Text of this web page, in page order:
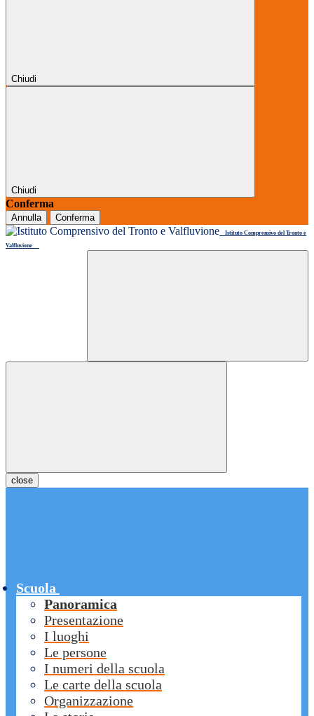
Chiudi
Chiudi
Conferma
Annulla Conferma
Istituto Comprensivo del Tronto e
Valfluvione
close
Scuola
Panoramica
Presentazione
I luoghi
Le persone
I numeri della scuola
Le carte della scuola
Organizzazione